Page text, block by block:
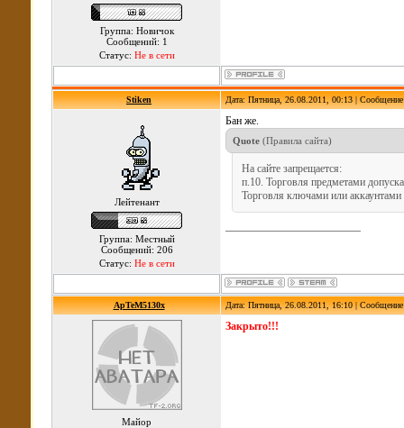
Группа: Новичок
Сообщений: 1
Статус: Не в сети
Stiken Дата: Пятница, 26.08.2011, 00:13 |
Лейтенант
Группа: Местный
Сообщений: 206
Статус: Не в сети
Бан же.
Quote (Правила сайта)
На сайте запрещается:
п.10. Торговля предметами
Торговля ключами или аккаунтами
ApTeM5130x Дата: Пятница, 26.08.2011, 16:10 |
Майор
Закрыто!!!